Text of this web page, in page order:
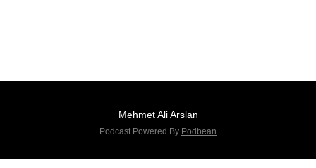
Mehmet Ali Arslan
Podcast Powered By Podbean